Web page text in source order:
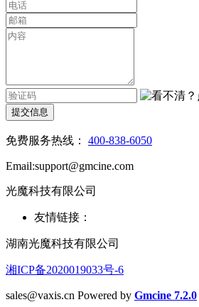
提交信息
免费服务热线： 400-838-6050
Email:support@gmcine.com
光魔科技有限公司
友情链接：
湖南光魔科技有限公司
湘ICP备2020019033号-6
sales@vaxis.cn Powered by Gmcine 7.2.0